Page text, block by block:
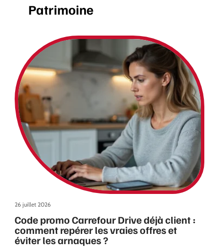
Patrimoine
26 juillet 2026
Code promo Carrefour Drive déjà client :
comment repérer les vraies offres et
éviter les arnaques ?